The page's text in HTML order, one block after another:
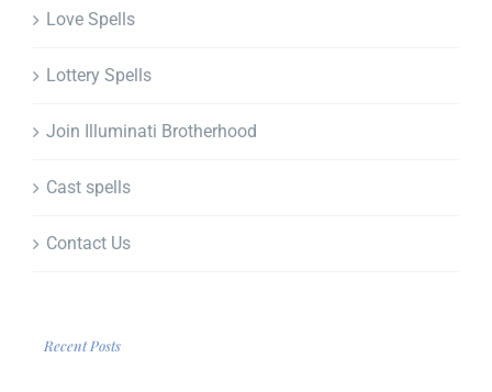
Love Spells
Lottery Spells
Join Illuminati Brotherhood
Cast spells
Contact Us
Recent Posts